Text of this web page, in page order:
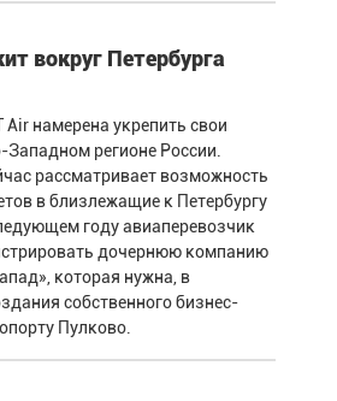
вокруг Петербурга
намерена укрепить свои
Западном регионе России.
рассматривает возможность
в близлежащие к Петербургу
году авиаперевозчик
дочернюю компанию
которая нужна, в
собственного бизнес-
Пулково.